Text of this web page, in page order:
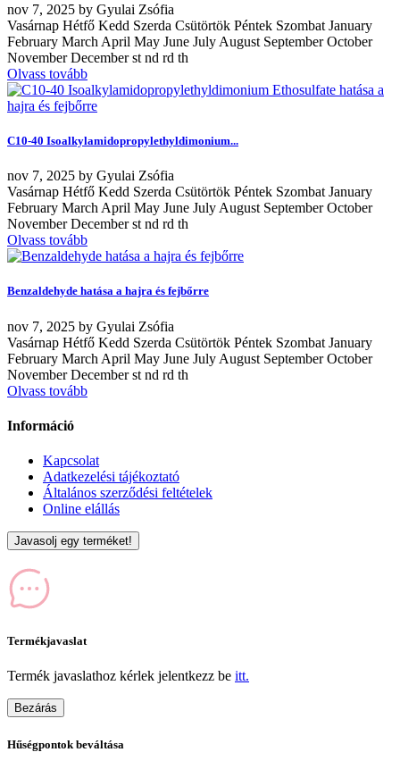
nov 7, 2025 by Gyulai Zsófia
Vasárnap Hétfő Kedd Szerda Csütörtök Péntek Szombat January
February March April May June July August September October
November December st nd rd th
Olvass tovább
C10-40 Isoalkylamidopropylethyldimonium...
nov 7, 2025 by Gyulai Zsófia
Vasárnap Hétfő Kedd Szerda Csütörtök Péntek Szombat January
February March April May June July August September October
November December st nd rd th
Olvass tovább
Benzaldehyde hatása a hajra és fejbőrre
nov 7, 2025 by Gyulai Zsófia
Vasárnap Hétfő Kedd Szerda Csütörtök Péntek Szombat January
February March April May June July August September October
November December st nd rd th
Olvass tovább
Információ
Kapcsolat
Adatkezelési tájékoztató
Általános szerződési feltételek
Online elállás
Javasolj egy terméket!
Termékjavaslat
Termék javaslathoz kérlek jelentkezz be itt.
Bezárás
Hűségpontok beváltása